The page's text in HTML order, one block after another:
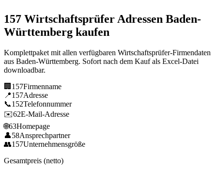
157 Wirtschaftsprüfer Adressen Baden-
Württemberg kaufen
Komplettpaket mit allen verfügbaren Wirtschaftsprüfer-Firmendaten
aus Baden-Württemberg. Sofort nach dem Kauf als Excel-Datei
downloadbar.
🏢 157Firmenname
📍157Adresse
📞152Telefonnummer
✉️62E-Mail-Adresse
🌐63Homepage
👤58Ansprechpartner
👥157Unternehmensgröße
Gesamtpreis (netto)